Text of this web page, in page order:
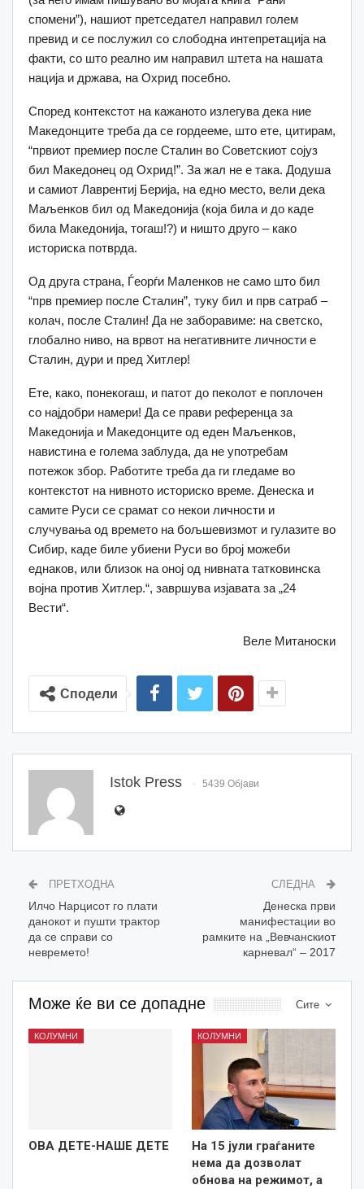
спомени”), нашиот претседател направил голем
превид и се послужил со слободна интепретација на
факти, со што реално им направил штета на нашата
нација и држава, на Охрид посебно.
Според контекстот на кажаното излегува дека ние
Македонците треба да се гордееме, што ете, цитирам,
“првиот премиер после Сталин во Советскиот сојуз
бил Македонец од Охрид!”. За жал не е така. Додуша
и самиот Лаврентиј Берија, на едно место, вели дека
Маљенков бил од Македонија (која била и до каде
била Македонија, тогаш!?) и ништо друго – како
историска потврда.
Од друга страна, Ѓеорѓи Маленков не само што бил
“прв премиер после Сталин”, туку бил и прв сатраб –
колач, после Сталин! Да не заборавиме: на светско,
глобално ниво, на врвот на негативните личности е
Сталин, дури и пред Хитлер!
Ете, како, понекогаш, и патот до пеколот е поплочен
со најдобри намери! Да се прави референца за
Македонија и Македонците од еден Маљенков,
навистина е голема заблуда, да не употребам
потежок збор. Работите треба да ги гледаме во
контекстот на нивното историско време. Денеска и
самите Руси се срамат со некои личности и
случувања од времето на бољшевизмот и гулазите во
Сибир, каде биле убиени Руси во број можеби
еднаков, или близок на оној од нивната татковинска
војна против Хитлер.“, завршува изјавата за „24
Вести“.
Веле Митаноски
Сподели
Istok Press 5439 Објави
ПРЕТХОДНА
Илчо Нарцисот го плати
данокот и пушти трактор
да се справи со
невремето!
СЛЕДНА
Денеска први
манифестации во
рамките на „Вевчанскиот
карневал“ – 2017
Сите
Може ќе ви се допадне
КОЛУМНИ
ОВА ДЕТЕ-НАШЕ ДЕТЕ
КОЛУМНИ
На 15 јули граѓаните
нема да дозволат
обнова на режимот, а